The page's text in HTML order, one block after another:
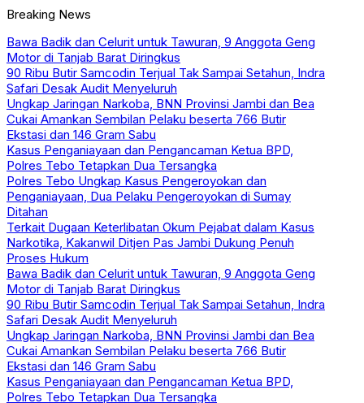
Breaking News
Bawa Badik dan Celurit untuk Tawuran, 9 Anggota Geng
Motor di Tanjab Barat Diringkus
90 Ribu Butir Samcodin Terjual Tak Sampai Setahun, Indra
Safari Desak Audit Menyeluruh
Ungkap Jaringan Narkoba, BNN Provinsi Jambi dan Bea
Cukai Amankan Sembilan Pelaku beserta 766 Butir
Ekstasi dan 146 Gram Sabu
Kasus Penganiayaan dan Pengancaman Ketua BPD,
Polres Tebo Tetapkan Dua Tersangka
Polres Tebo Ungkap Kasus Pengeroyokan dan
Penganiayaan, Dua Pelaku Pengeroyokan di Sumay
Ditahan
Terkait Dugaan Keterlibatan Okum Pejabat dalam Kasus
Narkotika, Kakanwil Ditjen Pas Jambi Dukung Penuh
Proses Hukum
Bawa Badik dan Celurit untuk Tawuran, 9 Anggota Geng
Motor di Tanjab Barat Diringkus
90 Ribu Butir Samcodin Terjual Tak Sampai Setahun, Indra
Safari Desak Audit Menyeluruh
Ungkap Jaringan Narkoba, BNN Provinsi Jambi dan Bea
Cukai Amankan Sembilan Pelaku beserta 766 Butir
Ekstasi dan 146 Gram Sabu
Kasus Penganiayaan dan Pengancaman Ketua BPD,
Polres Tebo Tetapkan Dua Tersangka